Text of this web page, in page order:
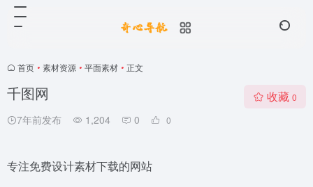
首页 • 素材资源 • 平面素材 • 正文
千图网
7年前发布 1,204 0 0
收藏 0
专注免费设计素材下载的网站